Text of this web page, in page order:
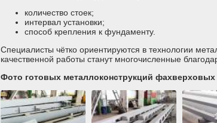
количество стоек;
интервал установки;
способ крепления к фундаменту.
Специалисты чётко ориентируются в технологии
качественной работы станут многочисленные
Фото готовых металлоконструкций фахверховых